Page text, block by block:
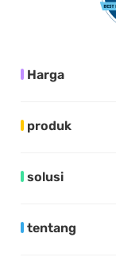
Harga
produk
solusi
tentang